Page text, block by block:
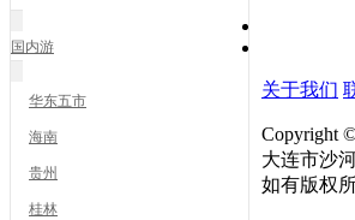
国内游
华东五市
海南
贵州
桂林
关于我们
Copyright
大连市沙
如有版权